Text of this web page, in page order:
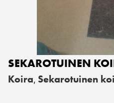
SEKAROTUINEN
Koira, Sekarotuinen